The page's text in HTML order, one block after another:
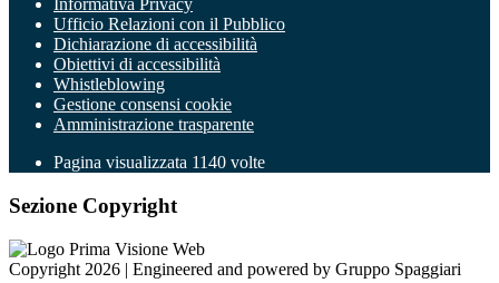
Informativa Privacy
Ufficio Relazioni con il Pubblico
Dichiarazione di accessibilità
Obiettivi di accessibilità
Whistleblowing
Gestione consensi cookie
Amministrazione trasparente
Pagina visualizzata 1140 volte
Sezione Copyright
Copyright 2026 | Engineered and powered by Gruppo Spaggiari